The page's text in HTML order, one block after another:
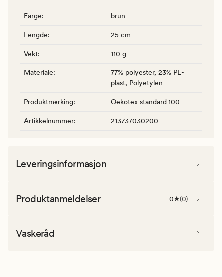
Farge: brun
Lengde: 25 cm
Vekt: 110 g
Materiale:
77% polyester, 23% PE-
plast, Polyetylen
Produktmerking: Oekotex standard 100
Artikkelnummer: 213737030200
Leveringsinformasjon
Produktanmeldelser 0 (0)
Vaskeråd